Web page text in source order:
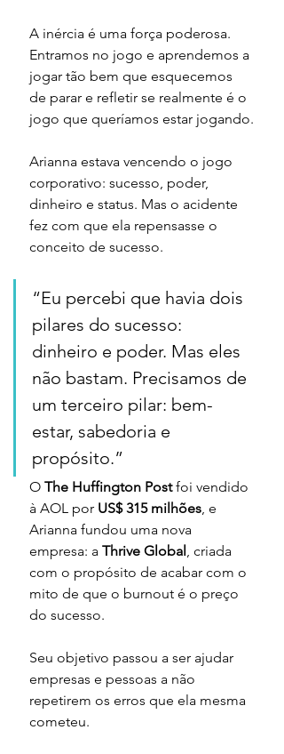
A inércia é uma força poderosa.
Entramos no jogo e aprendemos a
jogar tão bem que esquecemos
de parar e refletir se realmente é o
jogo que queríamos estar jogando.
Arianna estava vencendo o jogo
corporativo: sucesso, poder,
dinheiro e status. Mas o acidente
fez com que ela repensasse o
conceito de sucesso.
“Eu percebi que havia dois
pilares do sucesso:
dinheiro e poder. Mas eles
não bastam. Precisamos de
um terceiro pilar: bem-
estar, sabedoria e
propósito.”
O The Huffington Post foi vendido
à AOL por US$ 315 milhões, e
Arianna fundou uma nova
empresa: a Thrive Global, criada
com o propósito de acabar com o
mito de que o burnout é o preço
do sucesso.
Seu objetivo passou a ser ajudar
empresas e pessoas a não
repetirem os erros que ela mesma
cometeu.